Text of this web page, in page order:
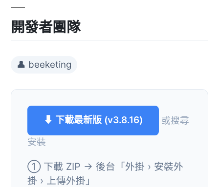
開發者團隊
👤 beeketing
⬇ 下載最新版 (v3.8.16)
或搜尋
安裝
① 下載 ZIP → 後台「外掛 › 安裝外
掛 › 上傳外掛」